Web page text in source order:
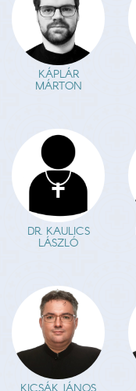
KÁPLÁR
MÁRTON
DR. KAULICS
LÁSZLÓ